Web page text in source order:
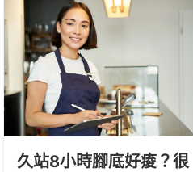
久站8小時腳底好痠？很